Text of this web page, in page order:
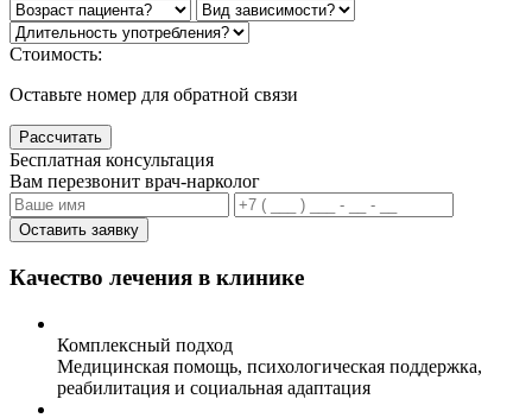
Стоимость:
Оставьте номер для обратной связи
Рассчитать
Бесплатная консультация
Вам перезвонит врач-нарколог
Оставить заявку
Качество лечения в клинике
Комплексный подход
Медицинская помощь, психологическая поддержка,
реабилитация и социальная адаптация